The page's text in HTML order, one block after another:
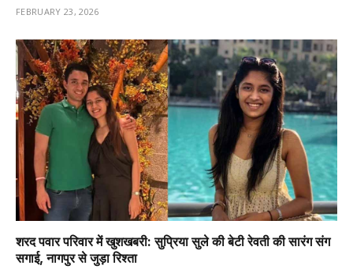
FEBRUARY 23, 2026
शरद पवार परिवार में खुशखबरी: सुप्रिया सुले की बेटी रेवती की सारंग संग
सगाई, नागपुर से जुड़ा रिश्ता